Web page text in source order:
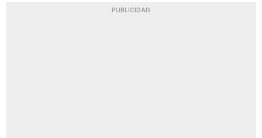
PUBLICIDAD